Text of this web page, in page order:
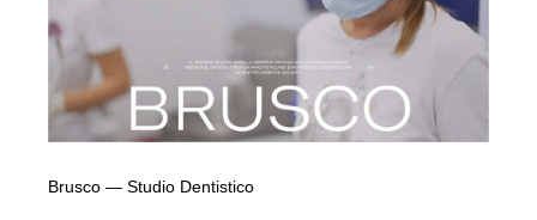
Brusco — Studio Dentistico